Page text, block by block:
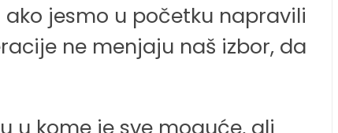
jesmo u početku napravili
ne menjaju naš izbor, da